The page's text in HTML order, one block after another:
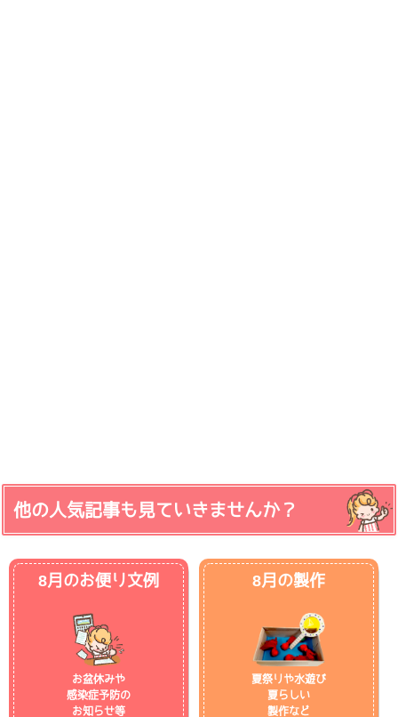
他の人気記事も見ていきませんか？
8月のお便り文例
お盆休みや
感染症予防の
お知らせ等
8月の製作
夏祭りや水遊び
夏らしい
製作など